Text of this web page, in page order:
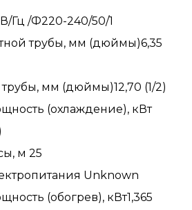
В/Гц /Ф220-240/50/1
трубы, мм (дюймы)6,35
трубы, мм (дюймы)12,70 (1/2)
(охлаждение), кВт
м25
Unknown
(обогрев), кВт1,365